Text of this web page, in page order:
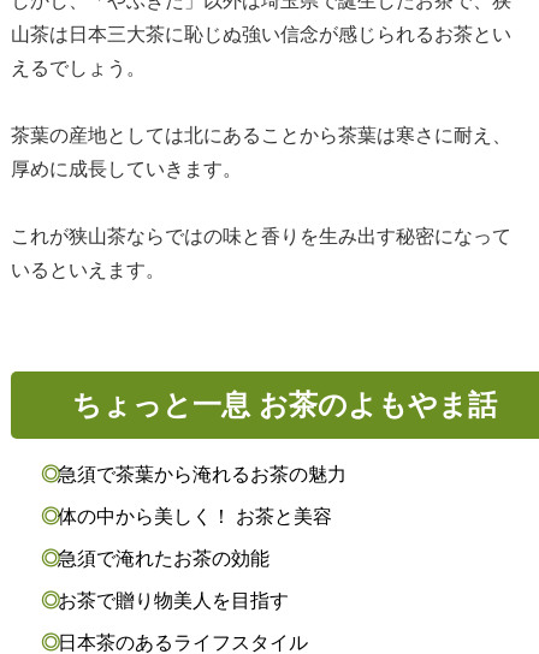
山茶は日本三大茶に恥じぬ強い信念が感じられるお茶とい
えるでしょう。
茶葉の産地としては北にあることから茶葉は寒さに耐え、
厚めに成長していきます。
これが狭山茶ならではの味と香りを生み出す秘密になって
いるといえます。
ちょっと一息 お茶のよもやま話
急須で茶葉から淹れるお茶の魅力
体の中から美しく！ お茶と美容
急須で淹れたお茶の効能
お茶で贈り物美人を目指す
日本茶のあるライフスタイル